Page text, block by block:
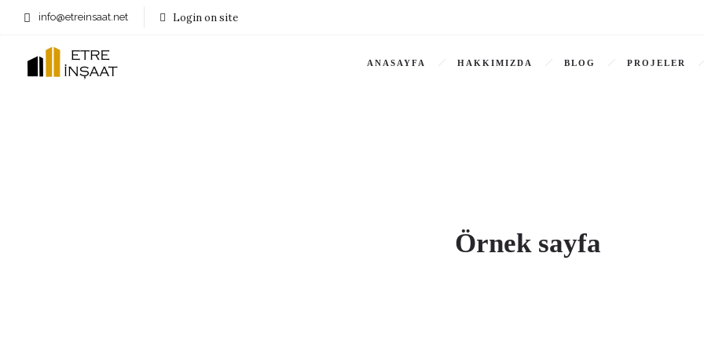
info@etreinsaat.net Login on site
ANASAYFA HAKKIMIZDA BLOG PROJELER
Örnek sayfa